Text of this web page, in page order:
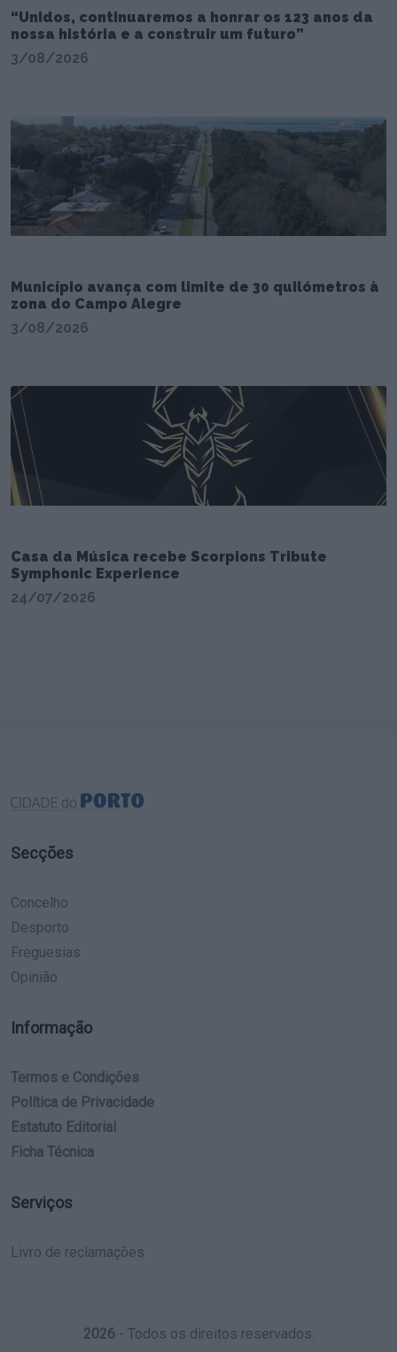
“Unidos, continuaremos a honrar os 123 anos da
nossa história e a construir um futuro”
3/08/2026
Município avança com limite de 30 quilómetros à
zona do Campo Alegre
3/08/2026
Casa da Música recebe Scorpions Tribute
Symphonic Experience
24/07/2026
Secções
Concelho
Desporto
Freguesias
Opinião
Informação
Termos e Condições
Política de Privacidade
Estatuto Editorial
Ficha Técnica
Serviços
Livro de reclamações
2026- Todos os direitos reservados.